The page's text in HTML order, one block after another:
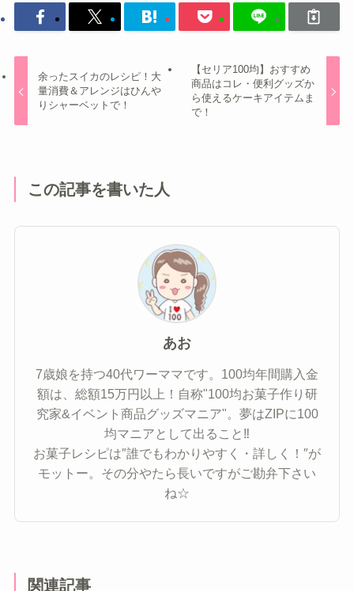
余ったスイカのレシピ！大
量消費＆アレンジはひんや
りシャーベットで！
【セリア100均】おすすめ
商品はコレ・便利グッズか
ら使えるケーキアイテムま
で！
この記事を書いた人
あお
7歳娘を持つ40代ワーママです。100均年間購入金
額は、総額15万円以上！自称"100均お菓子作り研
究家&イベント商品グッズマニア"。夢はZIPに100
均マニアとして出ること‼
お菓子レシピは″誰でもわかりやすく・詳しく！″が
モットー。その分やたら長いですがご勘弁下さい
ね☆
関連記事